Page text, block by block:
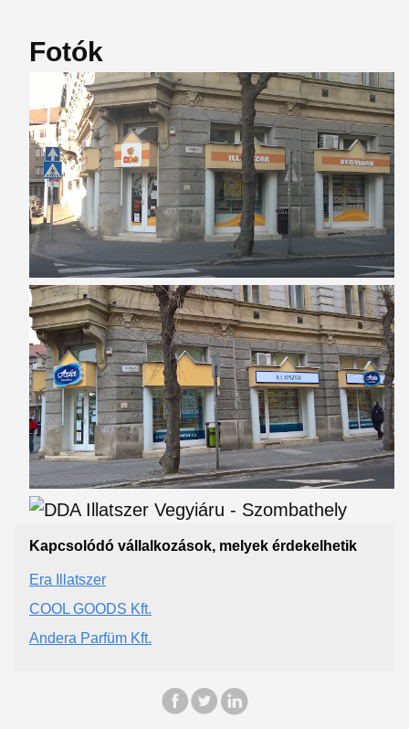
Fotók
Kapcsolódó vállalkozások, melyek érdekelhetik
Era Illatszer
COOL GOODS Kft.
Andera Parfüm Kft.